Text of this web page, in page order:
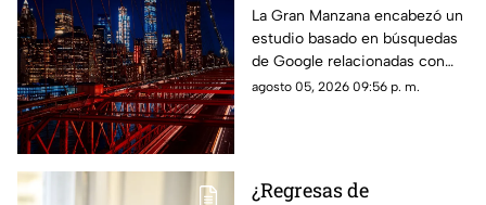
romántica de Estados
Unidos
La Gran Manzana encabezó un
estudio basado en búsquedas
de Google relacionadas con
citas, restaurantes, propuestas
agosto 05, 2026 09:56 p. m.
¿Regresas de